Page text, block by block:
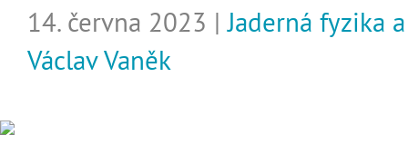
14. června 2023 |Jaderná fyzika
Václav Vaněk